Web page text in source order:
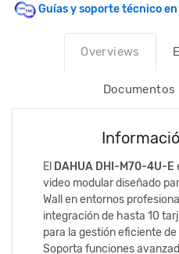
Guías y soporte técnico en
Overviews
Documentos
El DAHUA DHI-M70-4U-E
video modular diseñado
Wall en entornos
integración de hasta 10
para la gestión eficiente
Soporta funciones